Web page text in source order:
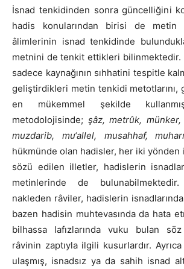
İsnad tenkidinden sonra güncelliğini
hadis konularından birisi de metin
âlimlerinin isnad tenkidinde
metnini de tenkit ettikleri bilinmektedir.
sadece kaynağının sıhhatini tespitle
geliştirdikleri metin tenkidi metotlarını,
en mükemmel şekilde
metodolojisinde; şâz, metrûk,
muzdarib, mu‘allel, musahhaf,
hükmünde olan hadisler, her iki yönden
sözü edilen illetler, hadislerin
metinlerinde de
nakleden râviler, hadislerin
bazen hadisin muhtevasında da hata
bilhassa lafızlarında vuku bulan
râvinin zaptıyla ilgili kusurlardır.
ulaşmış, isnadsız ya da sahih isnad